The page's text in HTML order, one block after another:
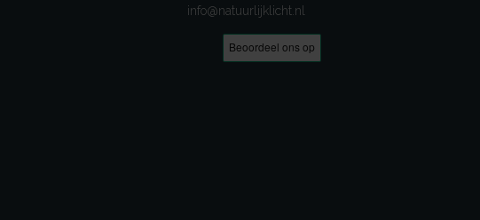
info@natuurlijklicht.nl